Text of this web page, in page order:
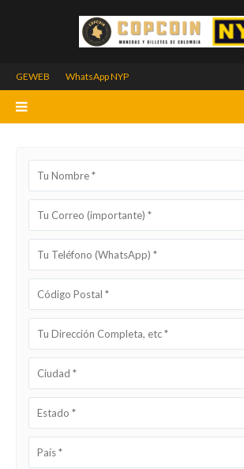
GEWEB WhatsApp NYP